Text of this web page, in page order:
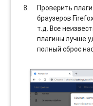
Проверить
браузеров
т.д. Все
плагины лучше
полный сброс